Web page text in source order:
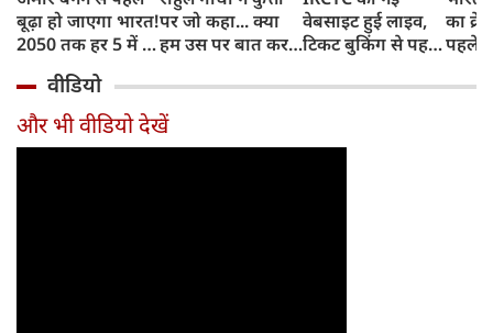
बूढ़ा हो जाएगा भारत!
2050 तक हर 5 में 1
साल से ज्यादा उम्र का
पर जो कहा... क्या
हम उस पर बात कर
वेबसाइट हुई लाइव,
टिकट बुकिंग से पहले
काम, जानें पूरा
का
पहले
और
वीडियो
और भी वीडियो देखें